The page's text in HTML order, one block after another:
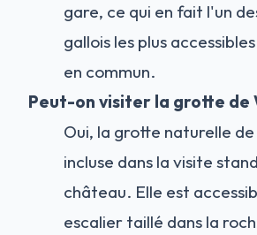
gare, ce qui en fait l'un
gallois les plus
en commun.
Peut-on visiter la grotte de
Oui, la grotte naturelle
incluse dans la visite
château. Elle est
escalier taillé dans la